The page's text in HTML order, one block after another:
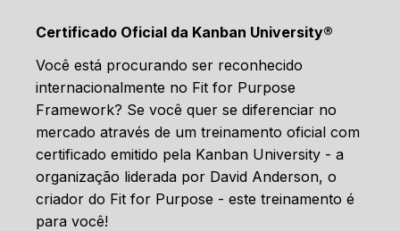
Certificado Oficial da Kanban University®
Você está procurando ser reconhecido
internacionalmente no Fit for Purpose
Framework? Se você quer se diferenciar no
mercado através de um treinamento oficial com
certificado emitido pela Kanban University - a
organização liderada por David Anderson, o
criador do Fit for Purpose - este treinamento é
para você!